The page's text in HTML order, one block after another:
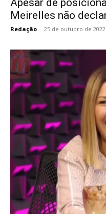
Apesar de
Meirelles não
Redação - 25 de outubro de 2022